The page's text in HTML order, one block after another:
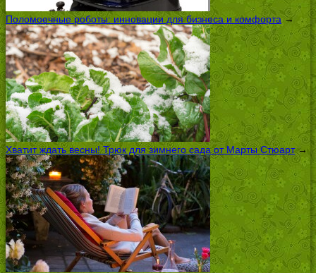
Поломоечные роботы: инновации для бизнеса и комфорта→
Хватит ждать весны! Трюк для зимнего сада от Марты Стюарт→